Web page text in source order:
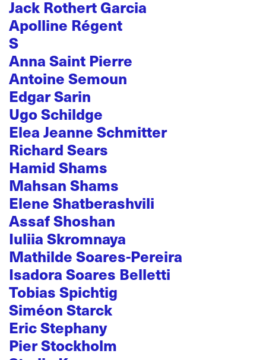
Jack Rothert Garcia
Apolline Régent
S
Anna Saint Pierre
Antoine Semoun
Edgar Sarin
Ugo Schildge
Elea Jeanne Schmitter
Richard Sears
Hamid Shams
Mahsan Shams
Elene Shatberashvili
Assaf Shoshan
Iuliia Skromnaya
Mathilde Soares-Pereira
Isadora Soares Belletti
Tobias Spichtig
Siméon Starck
Eric Stephany
Pier Stockholm